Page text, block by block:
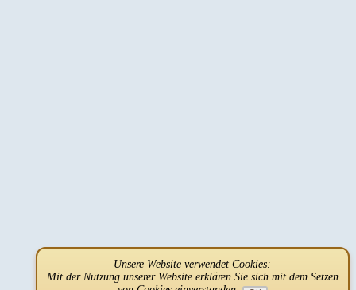
Unsere Website verwendet Cookies:
Mit der Nutzung unserer Website erklären Sie sich mit dem Setzen